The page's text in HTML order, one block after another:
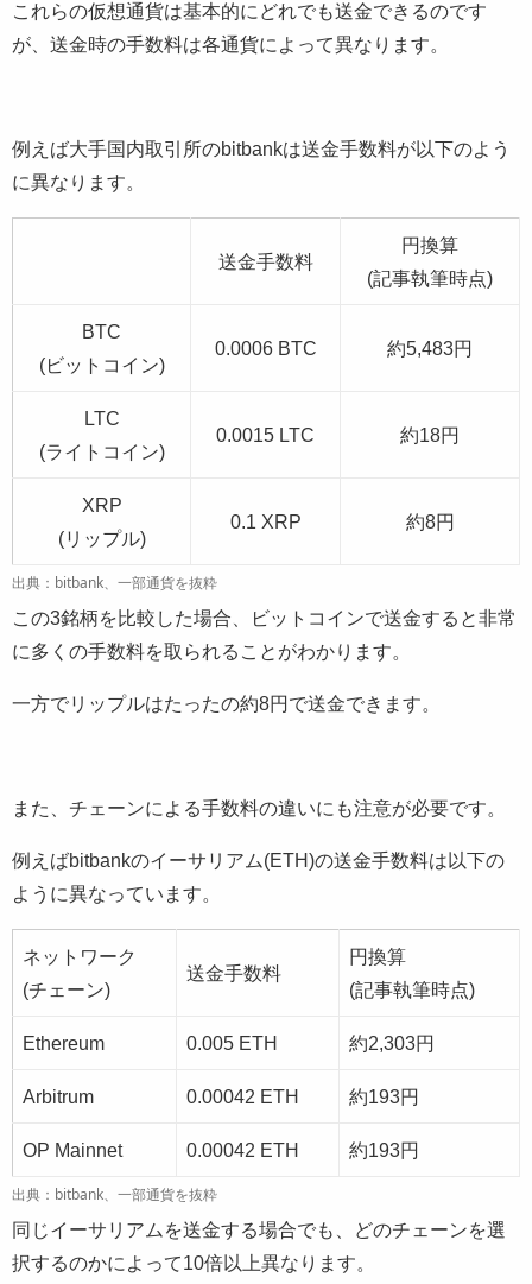
これらの仮想通貨は基本的にどれでも送金できるのです
が、送金時の手数料は各通貨によって異なります。
例えば大手国内取引所のbitbankは送金手数料が以下のよう
に異なります。
送金手数料
円換算
(記事執筆時点)
BTC
(ビットコイン)
0.0006 BTC 約5,483円
LTC
(ライトコイン)
0.0015 LTC 約18円
XRP
(リップル)
0.1 XRP 約8円
出典：bitbank、一部通貨を抜粋
この3銘柄を比較した場合、ビットコインで送金すると非常
に多くの手数料を取られることがわかります。
一方でリップルはたったの約8円で送金できます。
また、チェーンによる手数料の違いにも注意が必要です。
例えばbitbankのイーサリアム(ETH)の送金手数料は以下の
ように異なっています。
ネットワーク
(チェーン)
送金手数料
円換算
(記事執筆時点)
Ethereum 0.005 ETH 約2,303円
Arbitrum 0.00042 ETH 約193円
OP Mainnet 0.00042 ETH 約193円
出典：bitbank、一部通貨を抜粋
同じイーサリアムを送金する場合でも、どのチェーンを選
択するのかによって10倍以上異なります。